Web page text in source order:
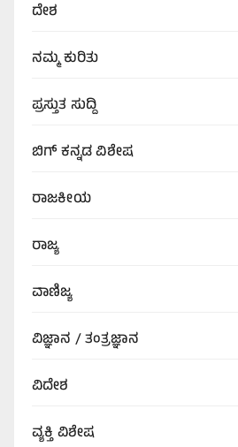
ದೇಶ
ನಮ್ಮ ಕುರಿತು
ಪ್ರಸ್ತುತ ಸುದ್ದಿ
ಬಿಗ್‌ ಕನ್ನಡ ವಿಶೇಷ
ರಾಜಕೀಯ
ರಾಜ್ಯ
ವಾಣಿಜ್ಯ
ವಿಜ್ಞಾನ / ತಂತ್ರಜ್ಞಾನ
ವಿದೇಶ
ವ್ಯಕ್ತಿ ವಿಶೇಷ